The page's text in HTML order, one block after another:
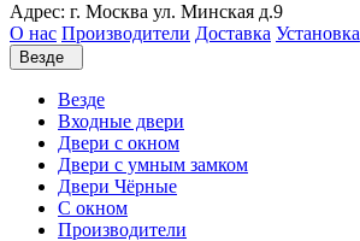
Адрес: г. Москва ул. Минская д.9
О нас Производители Доставка Установка
Везде
Везде
Входные двери
Двери с окном
Двери с умным замком
Двери Чёрные
C окном
Производители